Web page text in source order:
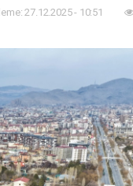
27.12.2025 - 10:51